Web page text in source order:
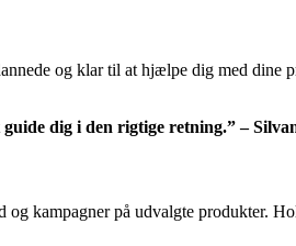
og klar til at hjælpe dig med
dig i den rigtige retning.” –
kampagner på udvalgte produkter.